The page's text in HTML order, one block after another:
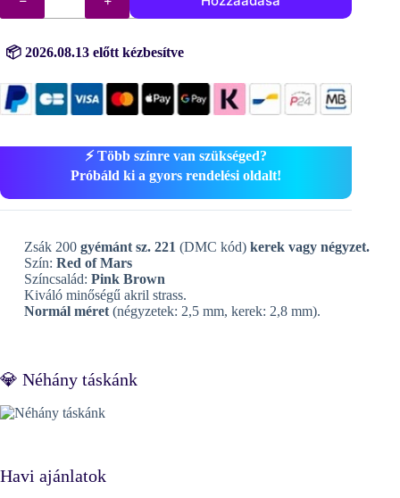
gyémántok
(kövek)
221
📦 2026.08.13 előtt kézbesítve
⚡ Több színre van szükséged?
Próbáld ki a gyors rendelési oldalt!
Zsák 200 gyémánt sz. 221 (DMC kód) kerek vagy négyzet.
Szín: Red of Mars
Színcsalád: Pink Brown
Kiváló minőségű akril strass.
Normál méret(négyzetek: 2,5 mm, kerek: 2,8 mm).
💎 Néhány táskánk
Havi ajánlatok